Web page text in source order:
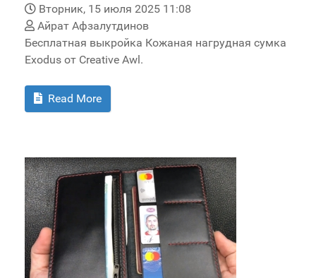
Вторник, 15 июля 2025 11:08
Айрат Афзалутдинов
Бесплатная выкройка Кожаная нагрудная сумка
Exodus от Creative Awl.
Read More